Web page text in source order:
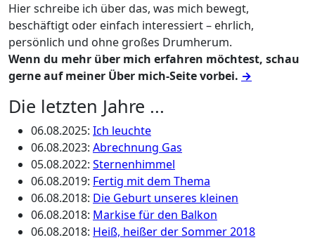
Hier schreibe ich über das, was mich bewegt,
beschäftigt oder einfach interessiert – ehrlich,
persönlich und ohne großes Drumherum.
Wenn du mehr über mich erfahren möchtest, schau
gerne auf meiner Über mich-Seite vorbei. →
Die letzten Jahre ...
06.08.2025: Ich leuchte
06.08.2023: Abrechnung Gas
05.08.2022: Sternenhimmel
06.08.2019: Fertig mit dem Thema
06.08.2018: Die Geburt unseres kleinen
06.08.2018: Markise für den Balkon
06.08.2018: Heiß, heißer der Sommer 2018